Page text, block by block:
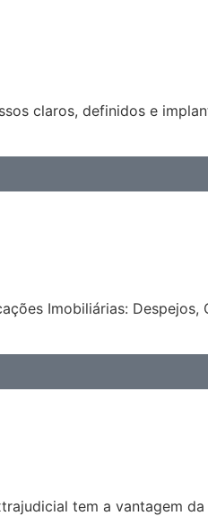
claros, definidos e
Imobiliárias: Despejos,
tem a vantagem